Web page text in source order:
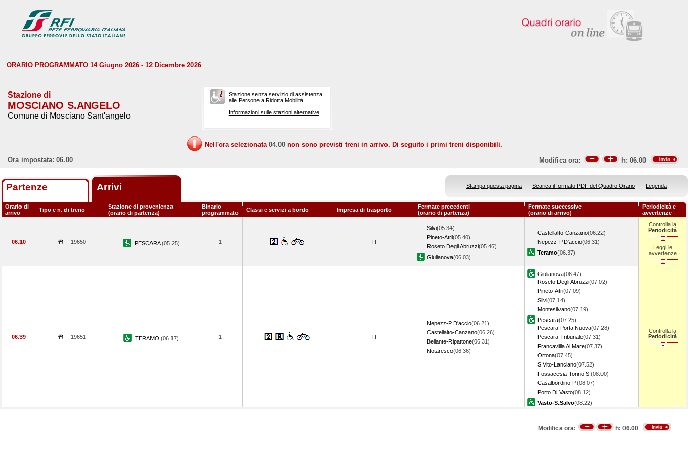
ORARIO PROGRAMMATO 14 Giugno 2026 - 12 Dicembre 2026
Stazione di
MOSCIANO S.ANGELO
Comune di Mosciano Sant'angelo
Stazione senza servizio di assistenza
alle Persone a Ridotta Mobilità.
Informazioni sulle stazioni alternative
Nell'ora selezionata 04.00 non sono previsti treni in arrivo. Di seguito i primi treni disponibili.
Ora impostata: 06.00
Modifica ora: h: 06.00
Partenze Arrivi Stampa questa pagina | Scarica il formato PDF del Quadro Orario | Legenda
Orario di
arrivo
Tipo e n. di treno
Stazione di provenienza
(orario di partenza)
Binario
programmato
Classi e servizi a bordo Impresa di trasporto
Fermate precedenti
(orario di partenza)
Fermate successive
(orario di arrivo)
Periodicità e
avvertenze
06.10 19650 PESCARA(05.25) 1 TI
Silvi(05.34)
Pineto-Atri(05.40)
Roseto Degli Abruzzi(05.46)
Giulianova(06.03)
Castellalto-Canzano(06.22)
Nepezz-P.D'accio(06.31)
Teramo(06.37)
Controlla la
Periodicità
Leggi le
avvertenze
06.39 19651 TERAMO (06.17) 1 TI
Nepezz-P.D'accio(06.21)
Castellalto-Canzano(06.26)
Bellante-Ripattone(06.31)
Notaresco(06.36)
Giulianova(06.47)
Roseto Degli Abruzzi(07.02)
Pineto-Atri(07.09)
Silvi(07.14)
Montesilvano(07.19)
Pescara(07.25)
Pescara Porta Nuova(07.28)
Pescara Tribunale(07.31)
Francavilla Al Mare(07.37)
Ortona(07.45)
S.Vito-Lanciano(07.52)
Fossacesia-Torino S. (08.00)
Casalbordino-P.(08.07)
Porto Di Vasto(08.12)
Vasto-S.Salvo(08.22)
Controlla la
Periodicità
Modifica ora: h: 06.00